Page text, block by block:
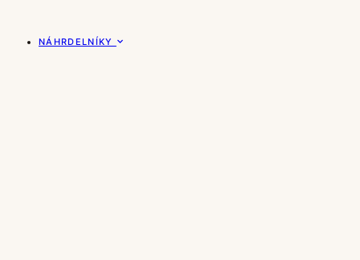
NÁHRDELNÍKY